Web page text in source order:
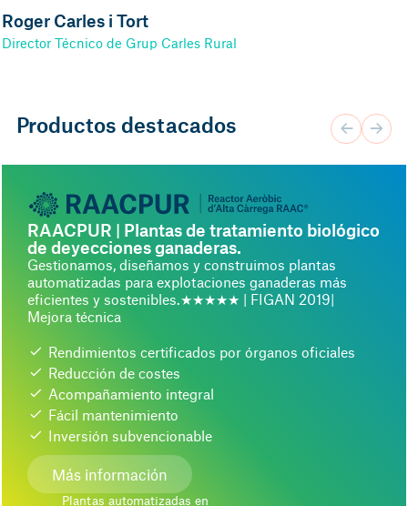
Roger Carles i Tort
Director Técnico de Grup Carles Rural
Productos destacados
RAACPUR | Plantas de tratamiento biológico
de deyecciones ganaderas.
Gestionamos, diseñamos y construimos plantas
automatizadas para explotaciones ganaderas más
eficientes y sostenibles.★★★★★ | FIGAN 2019|
Mejora técnica
Rendimientos certificados por órganos oficiales
Reducción de costes
Acompañamiento integral
Fácil mantenimiento
Inversión subvencionable
Más información
Plantas automatizadas en